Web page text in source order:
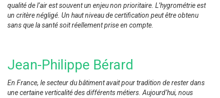
qualité de l’air est souvent un enjeu non prioritaire. L’hygrométrie est
un critère négligé. Un haut niveau de certification peut être obtenu
sans que la santé soit réellement prise en compte.
Jean-Philippe Bérard
En France, le secteur du bâtiment avait pour tradition de rester dans
une certaine verticalité des différents métiers. Aujourd’hui, nous